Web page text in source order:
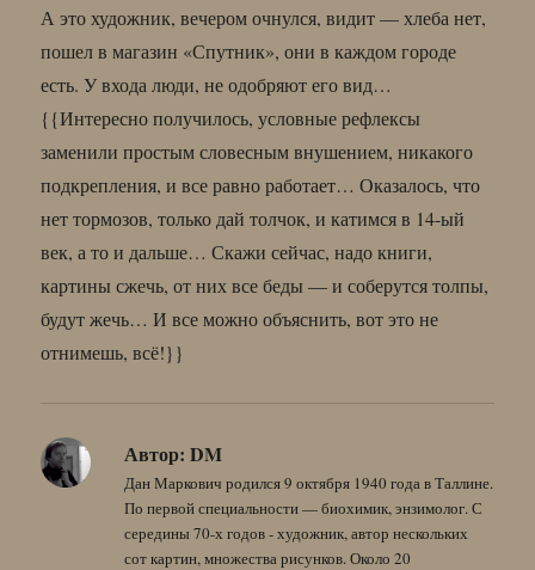
А это художник, вечером очнулся, видит — хлеба нет,
пошел в магазин «Спутник», они в каждом городе
есть. У входа люди, не одобряют его вид…
{{Интересно получилось, условные рефлексы
заменили простым словесным внушением, никакого
подкрепления, и все равно работает… Оказалось, что
нет тормозов, только дай толчок, и катимся в 14-ый
век, а то и дальше… Скажи сейчас, надо книги,
картины сжечь, от них все беды — и соберутся толпы,
будут жечь… И все можно объяснить, вот это не
отнимешь, всё!}}
Автор: DM
Дан Маркович родился 9 октября 1940 года в Таллине.
По первой специальности — биохимик, энзимолог. С
середины 70-х годов - художник, автор нескольких
сот картин, множества рисунков. Около 20